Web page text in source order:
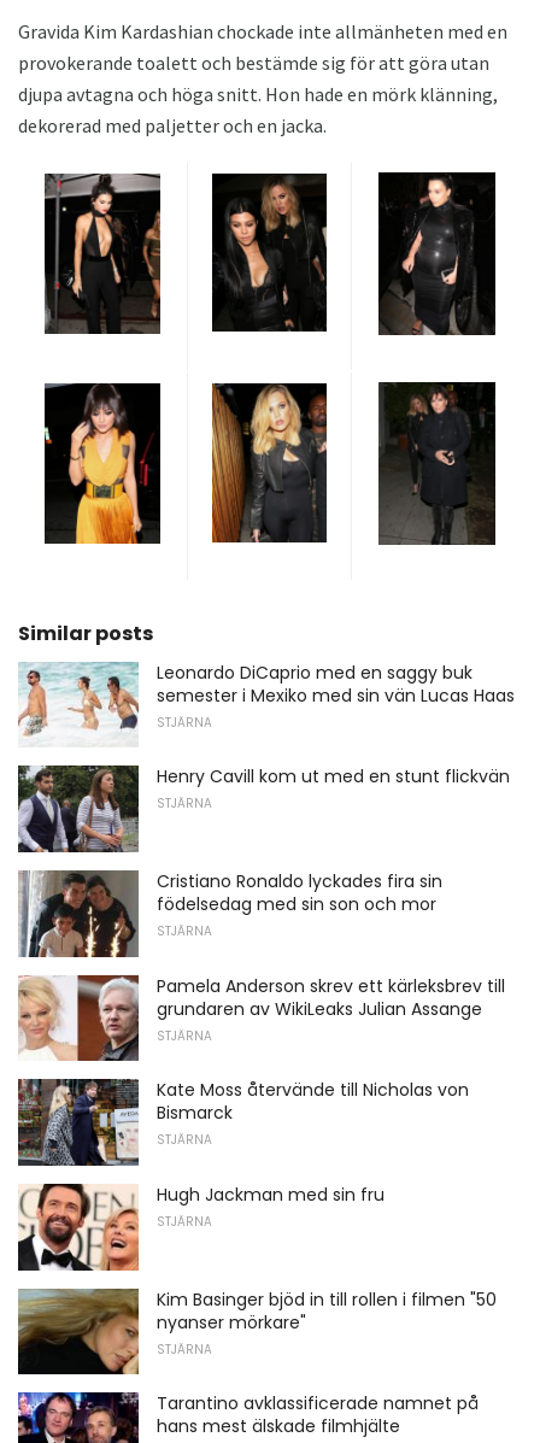
Gravida Kim Kardashian chockade inte allmänheten med en
provokerande toalett och bestämde sig för att göra utan
djupa avtagna och höga snitt. Hon hade en mörk klänning,
dekorerad med paljetter och en jacka.
Similar posts
Leonardo DiCaprio med en saggy buk
semester i Mexiko med sin vän Lucas Haas
STJÄRNA
Henry Cavill kom ut med en stunt flickvän
STJÄRNA
Cristiano Ronaldo lyckades fira sin
födelsedag med sin son och mor
STJÄRNA
Pamela Anderson skrev ett kärleksbrev till
grundaren av WikiLeaks Julian Assange
STJÄRNA
Kate Moss återvände till Nicholas von
Bismarck
STJÄRNA
Hugh Jackman med sin fru
STJÄRNA
Kim Basinger bjöd in till rollen i filmen "50
nyanser mörkare"
STJÄRNA
Tarantino avklassificerade namnet på
hans mest älskade filmhjälte